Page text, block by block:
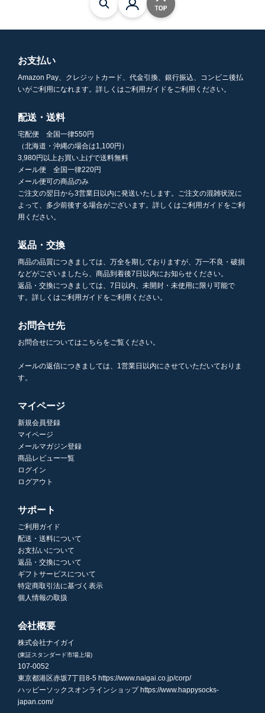
お支払い
Amazon Pay、クレジットカード、代金引換、銀行振込、コンビニ後払
いがご利用になれます。詳しくはご利用ガイドをご利用ください。
配送・送料
宅配便 全国一律550円
（北海道・沖縄の場合は1,100円）
3,980円以上お買い上げで送料無料
メール便 全国一律220円
メール便可の商品のみ
ご注文の翌日から3営業日以内に発送いたします。ご注文の混雑状況に
よって、多少前後する場合がございます。詳しくはご利用ガイドをご利
用ください。
返品・交換
商品の品質につきましては、万全を期しておりますが、万一不良・破損
などがございましたら、商品到着後7日以内にお知らせください。
返品・交換につきましては、7日以内、未開封・未使用に限り可能で
す。詳しくはご利用ガイドをご利用ください。
お問合せ先
お問合せについてはこちらをご覧ください。
メールの返信につきましては、1営業日以内にさせていただいておりま
す。
マイページ
新規会員登録
マイページ
メールマガジン登録
商品レビュー一覧
ログイン
ログアウト
サポート
ご利用ガイド
配送・送料について
お支払いについて
返品・交換について
ギフトサービスについて
特定商取引法に基づく表示
個人情報の取扱
会社概要
株式会社ナイガイ
(東証スタンダード市場上場)
107-0052
東京都港区赤坂7丁目8-5 https://www.naigai.co.jp/corp/
ハッピーソックスオンラインショップhttps://www.happysocks-
japan.com/